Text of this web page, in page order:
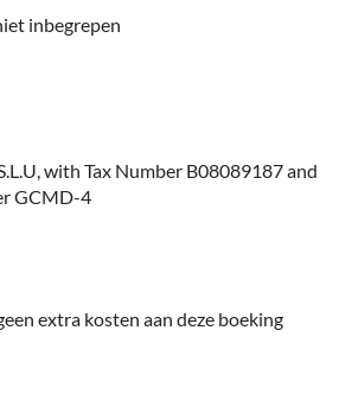
inbegrepen
with Tax Number B08089187 and
GCMD-4
extra kosten aan deze boeking